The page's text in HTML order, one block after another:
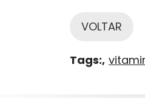
VOLTAR
Tags: